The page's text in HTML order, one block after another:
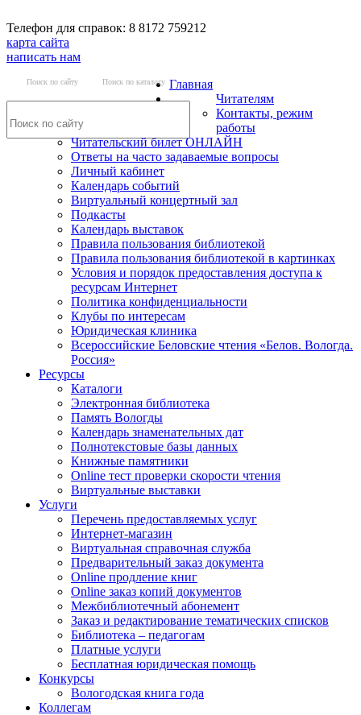
Телефон для справок: 8 8172 759212
карта сайта
написать нам
Поиск по сайту Поиск по каталогу Главная
Читателям
Контакты, режим
работы
Читательский билет ОНЛАЙН
Ответы на часто задаваемые вопросы
Личный кабинет
Календарь событий
Виртуальный концертный зал
Подкасты
Календарь выставок
Правила пользования библиотекой
Правила пользования библиотекой в картинках
Условия и порядок предоставления доступа к
ресурсам Интернет
Политика конфиденциальности
Клубы по интересам
Юридическая клиника
Всероссийские Беловские чтения «Белов. Вологда.
Россия»
Ресурсы
Каталоги
Электронная библиотека
Память Вологды
Календарь знаменательных дат
Полнотекстовые базы данных
Книжные памятники
Online тест проверки скорости чтения
Виртуальные выставки
Услуги
Перечень предоставляемых услуг
Интернет-магазин
Виртуальная справочная служба
Предварительный заказ документа
Online продление книг
Online заказ копий документов
Межбиблиотечный абонемент
Заказ и редактирование тематических списков
Библиотека – педагогам
Платные услуги
Бесплатная юридическая помощь
Конкурсы
Вологодская книга года
Коллегам